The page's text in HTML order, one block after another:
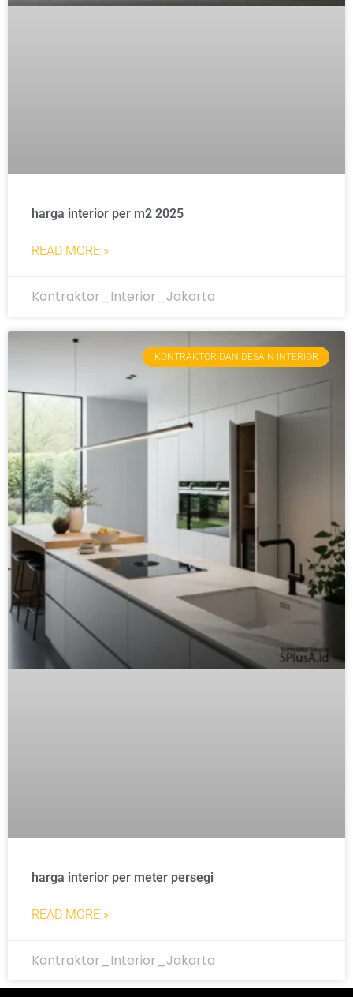
harga interior per m2 2025
READ MORE »
Kontraktor_Interior_Jakarta
KONTRAKTOR DAN DESAIN INTERIOR
harga interior per meter persegi
READ MORE »
Kontraktor_Interior_Jakarta